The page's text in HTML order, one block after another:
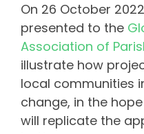
On 26 October
presented to the
Association of
illustrate how
local communities
change, in the
will replicate the